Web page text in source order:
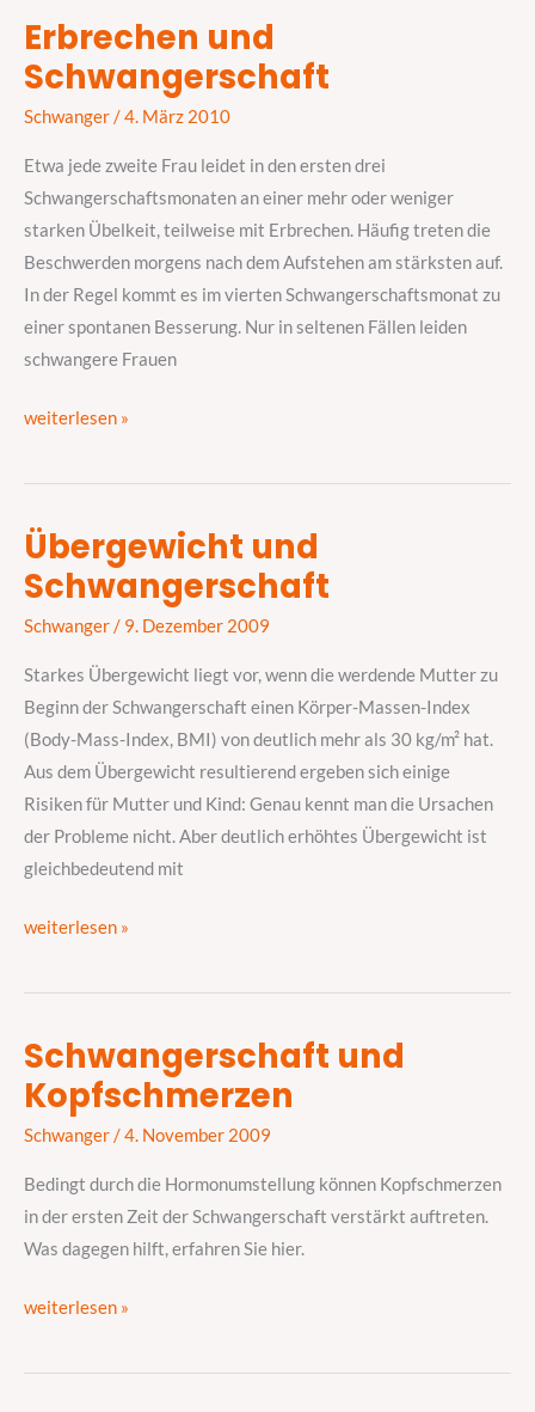
Erbrechen und
Schwangerschaft
Schwanger/4. März 2010
Etwa jede zweite Frau leidet in den ersten drei
Schwangerschaftsmonaten an einer mehr oder weniger
starken Übelkeit, teilweise mit Erbrechen. Häufig treten die
Beschwerden morgens nach dem Aufstehen am stärksten auf.
In der Regel kommt es im vierten Schwangerschaftsmonat zu
einer spontanen Besserung. Nur in seltenen Fällen leiden
schwangere Frauen
Erbrechen
und
weiterlesen »
Übergewicht und
Schwangerschaft
Schwanger/ 9. Dezember 2009
Starkes Übergewicht liegt vor, wenn die werdende Mutter zu
Beginn der Schwangerschaft einen Körper-Massen-Index
(Body-Mass-Index, BMI) von deutlich mehr als 30 kg/m² hat.
Aus dem Übergewicht resultierend ergeben sich einige
Risiken für Mutter und Kind: Genau kennt man die Ursachen
der Probleme nicht. Aber deutlich erhöhtes Übergewicht ist
gleichbedeutend mit
Übergewicht
und
weiterlesen »
Schwangerschaft und
Kopfschmerzen
Schwanger/4. November 2009
Bedingt durch die Hormonumstellung können Kopfschmerzen
in der ersten Zeit der Schwangerschaft verstärkt auftreten.
Was dagegen hilft, erfahren Sie hier.
Schwangerschaft
und
Kopfschmerzen
weiterlesen »